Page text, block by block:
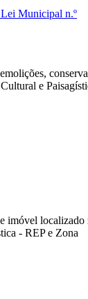
Municipal n.º
e
imóvel localizado
- REP e Zona